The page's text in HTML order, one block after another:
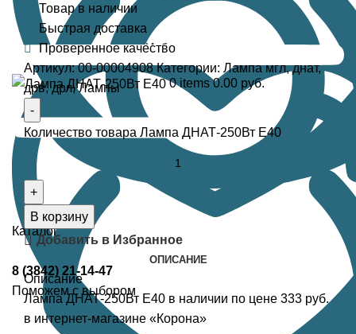
Избранное
0items 0.00 руб.
Каталог
8 (3842) 21-14-47
Поможем с выбором
Товар в наличии
Быстрая доставка
Проверенное качество
Артикул:00-00004908Категории: Лампа мгл, днат,
дрв, дрл, Лампы
Количество товара Лампа ДНАТ-250Вт Е40
В корзину
Добавить в Избранное
ОПИСАНИЕ
Описание
Лампа ДНАТ-250Вт Е40 в наличии по цене 333 руб.
в интернет-магазине «Корона»